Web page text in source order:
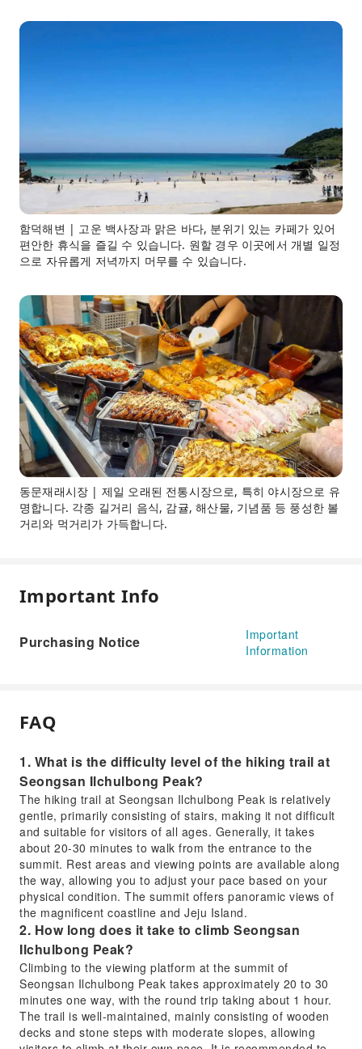
함덕해변 | 고운 백사장과 맑은 바다, 분위기 있는 카페가 있어
편안한 휴식을 즐길 수 있습니다. 원할 경우 이곳에서 개별 일정
으로 자유롭게 저녁까지 머무를 수 있습니다.
동문재래시장 | 제일 오래된 전통시장으로, 특히 야시장으로 유
명합니다. 각종 길거리 음식, 감귤, 해산물, 기념품 등 풍성한 볼
거리와 먹거리가 가득합니다.
Important Info
Purchasing Notice
Important
Information
FAQ
1. What is the difficulty level of the hiking trail at
Seongsan Ilchulbong Peak?
The hiking trail at Seongsan Ilchulbong Peak is relatively
gentle, primarily consisting of stairs, making it not difficult
and suitable for visitors of all ages. Generally, it takes
about 20-30 minutes to walk from the entrance to the
summit. Rest areas and viewing points are available along
the way, allowing you to adjust your pace based on your
physical condition. The summit offers panoramic views of
the magnificent coastline and Jeju Island.
2. How long does it take to climb Seongsan
Ilchulbong Peak?
Climbing to the viewing platform at the summit of
Seongsan Ilchulbong Peak takes approximately 20 to 30
minutes one way, with the round trip taking about 1 hour.
The trail is well-maintained, mainly consisting of wooden
decks and stone steps with moderate slopes, allowing